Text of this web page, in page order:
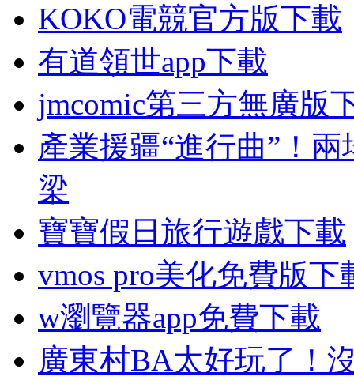
KOKO電競官方版下載
有道領世app下載
jmcomic第三方無廣版
產業援疆“進行曲”！
梁
寶寶假日旅行遊戲下載
vmos pro美化免費版下
w瀏覽器app免費下載
廣東村BA太好玩了！